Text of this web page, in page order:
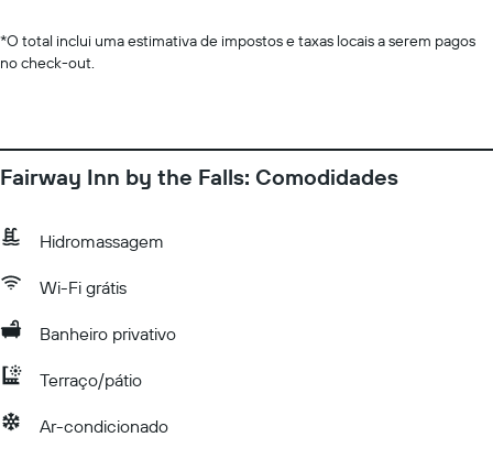
*O total inclui uma estimativa de impostos e taxas locais a serem pagos
no check-out.
Fairway Inn by the Falls: Comodidades
Hidromassagem
Wi-Fi grátis
Banheiro privativo
Terraço/pátio
Ar-condicionado